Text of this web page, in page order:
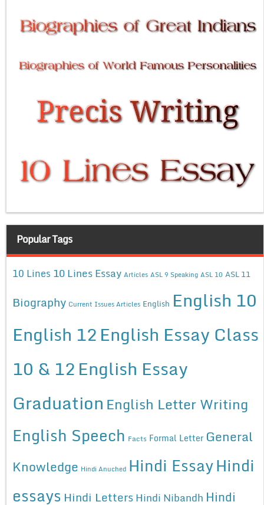
Popular Tags
10 Lines 10 Lines Essay Articles ASL 9 Speaking ASL 10 ASL 11
Biography Current Issues Articles English English 10
English 12English Essay Class
10 & 12English Essay
Graduation English Letter Writing
English Speech Facts Formal Letter General
Knowledge Hindi Anuched Hindi EssayHindi
essays Hindi Letters Hindi Nibandh Hindi